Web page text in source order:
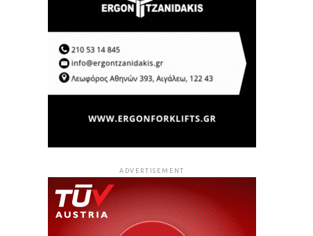
ADVERTISEMENT